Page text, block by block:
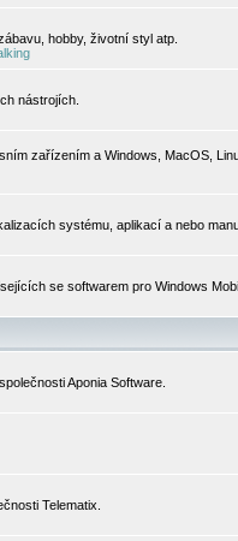
hobby, životní styl atp.
nástrojích.
zařízením a Windows, MacOS,
systému, aplikací a nebo
se softwarem pro Windows
Aponia Software.
Telematix.